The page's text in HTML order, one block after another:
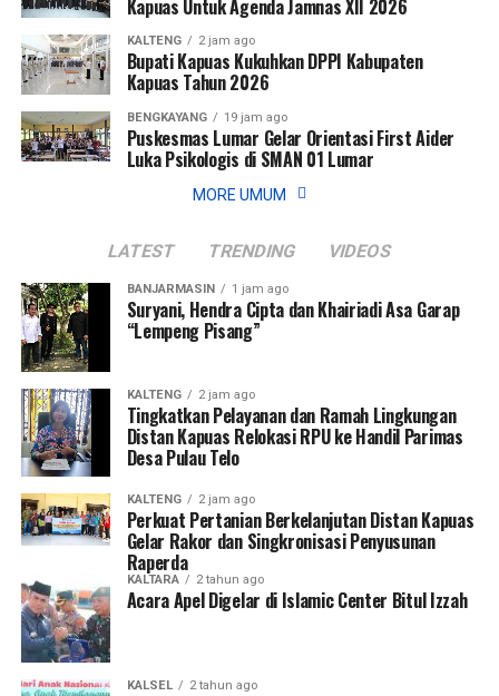
Kapuas Untuk Agenda Jamnas XII 2026
KALTENG 2 jam ago
Bupati Kapuas Kukuhkan DPPI Kabupaten
Kapuas Tahun 2026
BENGKAYANG 19 jam ago
Puskesmas Lumar Gelar Orientasi First Aider
Luka Psikologis di SMAN 01 Lumar
MORE UMUM
LATEST TRENDING VIDEOS
BANJARMASIN 1 jam ago
Suryani, Hendra Cipta dan Khairiadi Asa Garap
“Lempeng Pisang”
KALTENG 2 jam ago
Tingkatkan Pelayanan dan Ramah Lingkungan
Distan Kapuas Relokasi RPU ke Handil Parimas
Desa Pulau Telo
KALTENG 2 jam ago
Perkuat Pertanian Berkelanjutan Distan Kapuas
Gelar Rakor dan Singkronisasi Penyusunan
Raperda
KALTARA 2 tahun ago
Acara Apel Digelar di Islamic Center Bitul Izzah
KALSEL 2 tahun ago